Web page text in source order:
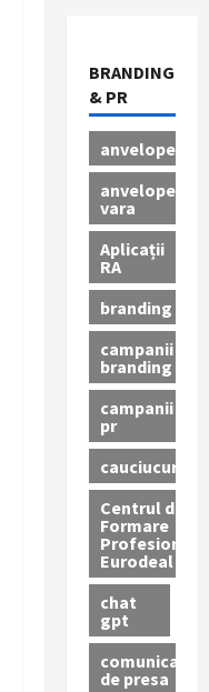
BRANDING
& PR
anvelope
anvelope
vara
Aplicații
RA
branding
campanii
branding
campanii
pr
cauciucuri
Centrul de
Formare
Profesionala
Eurodeal
chat
gpt
comunicat
de presa